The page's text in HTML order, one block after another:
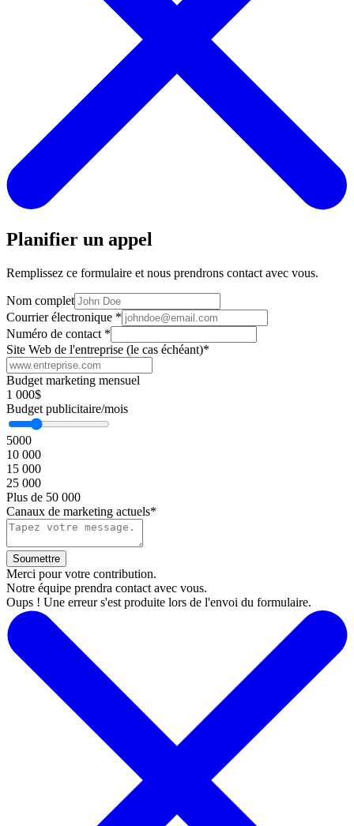
Planifier un appel
Remplissez ce formulaire et nous prendrons contact avec vous.
Nom complet
Courrier électronique *
Numéro de contact *
Site Web de l'entreprise (le cas échéant)*
Budget marketing mensuel
1 000$
Budget publicitaire/mois
5000
10 000
15 000
25 000
Plus de 50 000
Canaux de marketing actuels*
Merci pour votre contribution.
Notre équipe prendra contact avec vous.
Oups ! Une erreur s'est produite lors de l'envoi du formulaire.